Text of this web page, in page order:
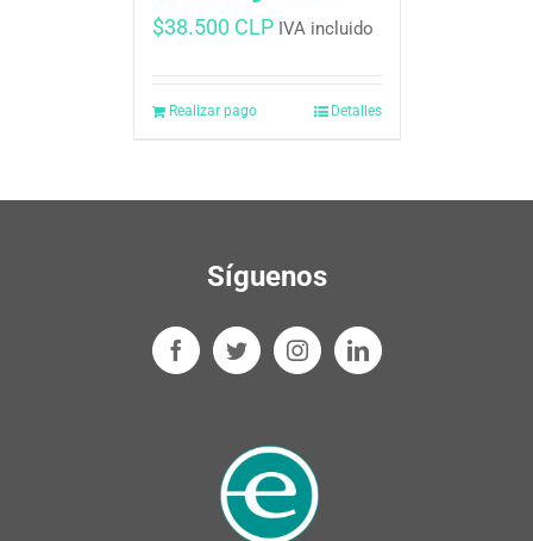
$38.500 CLP IVA incluido
Realizar pago Detalles
Síguenos